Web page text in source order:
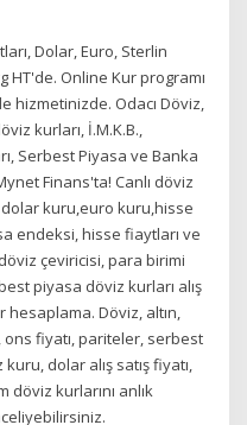
Dolar, Euro, Sterlin
Online Kur programı
hizmetinizde. Odacı Döviz,
kurları, İ.M.K.B.,
Serbest Piyasa ve Banka
Finans'ta! Canlı döviz
dolar kuru,euro kuru,hisse
endeksi, hisse fiaytları ve
çeviricisi, para birimi
piyasa döviz kurları alış
hesaplama. Döviz, altın,
ons fiyatı, pariteler, serbest
dolar alış satış fiyatı,
kurlarını anlık